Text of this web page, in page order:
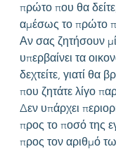
πρώτο που θα
αμέσως το πρώτο
Αν σας ζητήσουν
υπερβαίνει τα
δεχτείτε, γιατί θα
που ζητάτε λίγο
Δεν υπάρχει
προς το ποσό της
προς τον αριθμό